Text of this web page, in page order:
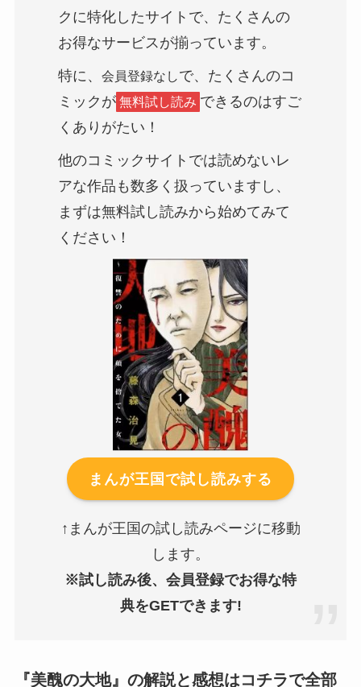
クに特化したサイトで、たくさんの
お得なサービスが揃っています。
特に、 会員登録なしで、たくさんのコ
ミックが 無料試し読み できるのはすご
くありがたい！
他のコミックサイトでは読めないレ
アな作品も数多く扱っていますし、
まずは無料試し読みから始めてみて
ください！
まんが王国で試し読みする
↑まんが王国の試し読みページに移動
します。
※試し読み後、会員登録でお得な特
典をGETできます!
『美醜の大地』の解説と感想はコチラで全部